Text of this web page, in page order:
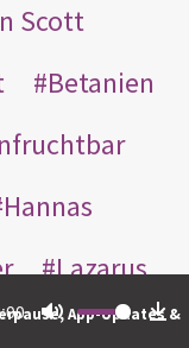
App-Updates &
Scott
Betanien
Hannas
Lazarus